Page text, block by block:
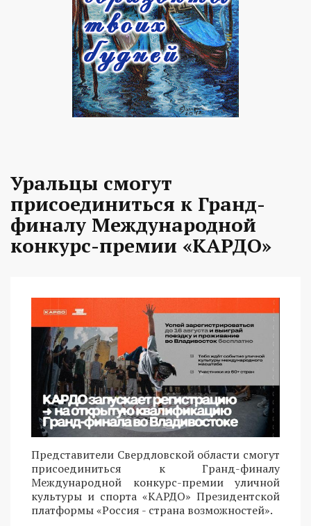
Уральцы смогут
присоединиться к Гранд-
финалу Международной
конкурс-премии «КАРДО»
Представители Свердловской области смогут
присоединиться к Гранд-финалу
Международной конкурс-премии уличной
культуры и спорта «КАРДО» Президентской
платформы «Россия - страна возможностей».